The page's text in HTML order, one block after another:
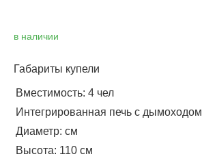
в наличии
Габариты купели
Вместимость: 4 чел
Интегрированная печь с дымоходом
Диаметр: см
Высота: 110 см